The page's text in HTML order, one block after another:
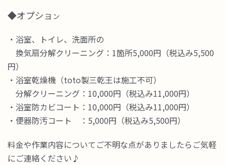
◆オプショ ン
・浴室、トイレ、洗面所の
換気扇分解クリーニング：1箇所5,000円（税込み5,500
円）
・浴室乾燥機（toto製三乾王は施工不可）
分解クリーニング：10,000円（税込み11,000円）
・浴室防カビコート：10,000円（税込み11,000円）
・便器防汚コート ：5,000円（税込み5,500円）
料金や作業内容についてご不明な点がありましたらご気軽
にご連絡ください♪